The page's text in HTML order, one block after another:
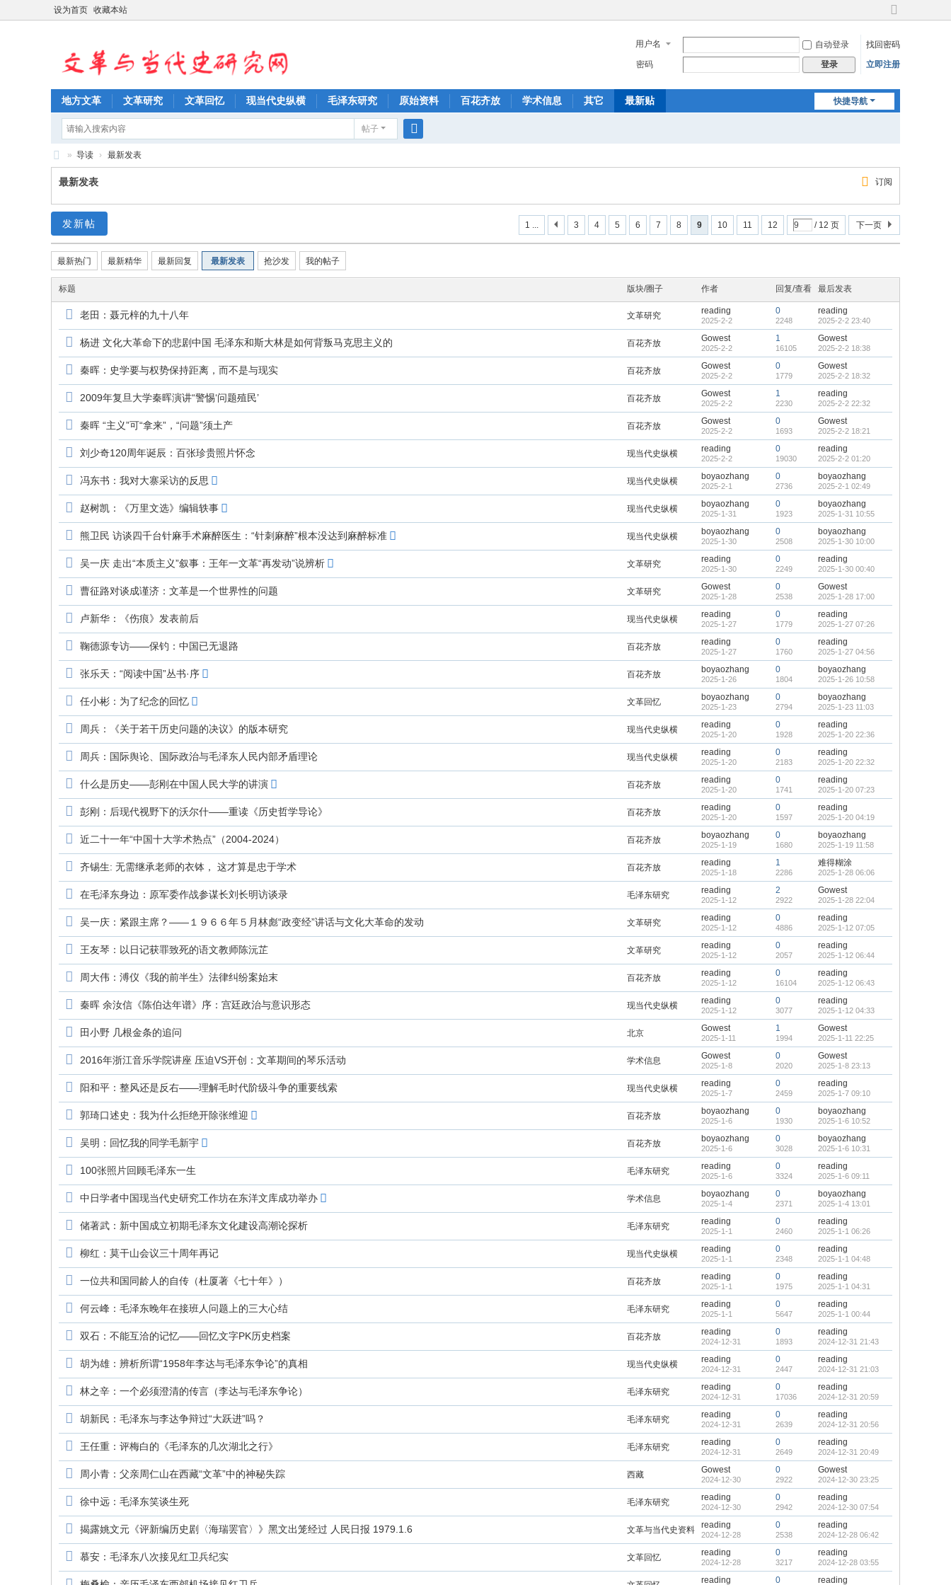
设为首页 收藏本站
切
到
宽
用户名 自动登录
找回密码
密码
登录 立即注册
快捷导航
地方文革 文革研究 文革回忆 现当代史纵横 毛泽东研究 原始资料 百花齐放 学术信息 其它 最新贴
帖子
索
文
与
当
代
史
研
» 导读 › 最新发表
订阅
最新发表
1 ... 3 4 5 6 7 8 9 10 11 12 / 12 页 下一页
发新帖
最新热门 最新精华 最新回复 最新发表 抢沙发 我的帖子
标题 版块/圈子 作者 回复/查看 最后发表
老田：聂元梓的九十八年 文革研究 reading
2025-2-2
0
2248
reading
2025-2-2 23:40
杨进 文化大革命下的悲剧中国 毛泽东和斯大林是如何背叛马克思主义的 百花齐放 Gowest
2025-2-2
1
16105
Gowest
2025-2-2 18:38
秦晖：史学要与权势保持距离，而不是与现实 百花齐放 Gowest
2025-2-2
0
1779
Gowest
2025-2-2 18:32
2009年复旦大学秦晖演讲“警惕‘问题殖民’ 百花齐放 Gowest
2025-2-2
1
2230
reading
2025-2-2 22:32
秦晖 “主义”可“拿来”，“问题”须土产 百花齐放 Gowest
2025-2-2
0
1693
Gowest
2025-2-2 18:21
刘少奇120周年诞辰：百张珍贵照片怀念 现当代史纵横 reading
2025-2-2
0
19030
reading
2025-2-2 01:20
冯东书：我对大寨采访的反思 现当代史纵横 boyaozhang
2025-2-1
0
2736
boyaozhang
2025-2-1 02:49
赵树凯：《万里文选》编辑轶事 现当代史纵横 boyaozhang
2025-1-31
0
1923
boyaozhang
2025-1-31 10:55
熊卫民 访谈四千台针麻手术麻醉医生：“针刺麻醉”根本没达到麻醉标准 现当代史纵横 boyaozhang
2025-1-30
0
2508
boyaozhang
2025-1-30 10:00
吴一庆 走出“本质主义”叙事：王年一文革“再发动”说辨析 文革研究 reading
2025-1-30
0
2249
reading
2025-1-30 00:40
曹征路对谈成谨济：文革是一个世界性的问题 文革研究 Gowest
2025-1-28
0
2538
Gowest
2025-1-28 17:00
卢新华：《伤痕》发表前后 现当代史纵横 reading
2025-1-27
0
1779
reading
2025-1-27 07:26
鞠德源专访——保钓：中国已无退路 百花齐放 reading
2025-1-27
0
1760
reading
2025-1-27 04:56
张乐天：“阅读中国”丛书·序 百花齐放 boyaozhang
2025-1-26
0
1804
boyaozhang
2025-1-26 10:58
任小彬：为了纪念的回忆 文革回忆 boyaozhang
2025-1-23
0
2794
boyaozhang
2025-1-23 11:03
周兵：《关于若干历史问题的决议》的版本研究 现当代史纵横 reading
2025-1-20
0
1928
reading
2025-1-20 22:36
周兵：国际舆论、国际政治与毛泽东人民内部矛盾理论 现当代史纵横 reading
2025-1-20
0
2183
reading
2025-1-20 22:32
什么是历史——彭刚在中国人民大学的讲演 百花齐放 reading
2025-1-20
0
1741
reading
2025-1-20 07:23
彭刚：后现代视野下的沃尔什——重读《历史哲学导论》 百花齐放 reading
2025-1-20
0
1597
reading
2025-1-20 04:19
近二十一年“中国十大学术热点”（2004-2024） 百花齐放 boyaozhang
2025-1-19
0
1680
boyaozhang
2025-1-19 11:58
齐锡生: 无需继承老师的衣钵， 这才算是忠于学术 百花齐放 reading
2025-1-18
1
2286
难得糊涂
2025-1-28 06:06
在毛泽东身边：原军委作战参谋长刘长明访谈录 毛泽东研究 reading
2025-1-12
2
2922
Gowest
2025-1-28 22:04
吴一庆：紧跟主席？——１９６６年５月林彪“政变经”讲话与文化大革命的发动 文革研究 reading
2025-1-12
0
4886
reading
2025-1-12 07:05
王友琴：以日记获罪致死的语文教师陈沅芷 文革研究 reading
2025-1-12
0
2057
reading
2025-1-12 06:44
周大伟：溥仪《我的前半生》法律纠纷案始末 百花齐放 reading
2025-1-12
0
16104
reading
2025-1-12 06:43
秦晖 余汝信《陈伯达年谱》序：宫廷政治与意识形态 现当代史纵横 reading
2025-1-12
0
3077
reading
2025-1-12 04:33
田小野 几根金条的追问 北京 Gowest
2025-1-11
1
1994
Gowest
2025-1-11 22:25
2016年浙江音乐学院讲座 压迫VS开创：文革期间的琴乐活动 学术信息 Gowest
2025-1-8
0
2020
Gowest
2025-1-8 23:13
阳和平：整风还是反右——理解毛时代阶级斗争的重要线索 现当代史纵横 reading
2025-1-7
0
2459
reading
2025-1-7 09:10
郭琦口述史：我为什么拒绝开除张维迎 百花齐放 boyaozhang
2025-1-6
0
1930
boyaozhang
2025-1-6 10:52
吴明：回忆我的同学毛新宇 百花齐放 boyaozhang
2025-1-6
0
3028
boyaozhang
2025-1-6 10:31
100张照片回顾毛泽东一生 毛泽东研究 reading
2025-1-6
0
3324
reading
2025-1-6 09:11
中日学者中国现当代史研究工作坊在东洋文库成功举办 学术信息 boyaozhang
2025-1-4
0
2371
boyaozhang
2025-1-4 13:01
储著武：新中国成立初期毛泽东文化建设高潮论探析 毛泽东研究 reading
2025-1-1
0
2460
reading
2025-1-1 06:26
柳红：莫干山会议三十周年再记 现当代史纵横 reading
2025-1-1
0
2348
reading
2025-1-1 04:48
一位共和国同龄人的自传（杜厦著《七十年》） 百花齐放 reading
2025-1-1
0
1975
reading
2025-1-1 04:31
何云峰：毛泽东晚年在接班人问题上的三大心结 毛泽东研究 reading
2025-1-1
0
5647
reading
2025-1-1 00:44
双石：不能互洽的记忆——回忆文字PK历史档案 百花齐放 reading
2024-12-31
0
1893
reading
2024-12-31 21:43
胡为雄：辨析所谓“1958年李达与毛泽东争论”的真相 现当代史纵横 reading
2024-12-31
0
2447
reading
2024-12-31 21:03
林之辛：一个必须澄清的传言（李达与毛泽东争论） 毛泽东研究 reading
2024-12-31
0
17036
reading
2024-12-31 20:59
胡新民：毛泽东与李达争辩过“大跃进”吗？ 毛泽东研究 reading
2024-12-31
0
2639
reading
2024-12-31 20:56
王任重：评梅白的《毛泽东的几次湖北之行》 毛泽东研究 reading
2024-12-31
0
2649
reading
2024-12-31 20:49
周小青：父亲周仁山在西藏“文革”中的神秘失踪 西藏 Gowest
2024-12-30
0
2922
Gowest
2024-12-30 23:25
徐中远：毛泽东笑谈生死 毛泽东研究 reading
2024-12-30
0
2942
reading
2024-12-30 07:54
揭露姚文元《评新编历史剧〈海瑞罢官〉》黑文出笼经过 人民日报 1979.1.6 文革与当代史资料 reading
2024-12-28
0
2538
reading
2024-12-28 06:42
慕安：毛泽东八次接见红卫兵纪实 文革回忆 reading
2024-12-28
0
3217
reading
2024-12-28 03:55
reading 0 reading